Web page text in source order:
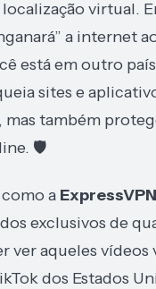
virtual.
a internet
está em outro
sites e
também
🛡️
a ExpressVPN
exclusivos de
ver aqueles vídeos
dos Estados